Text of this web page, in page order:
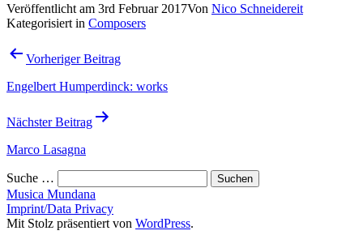
Veröffentlicht am 3rd Februar 2017Von Nico Schneidereit
Kategorisiert in Composers
Beitrags-
Vorheriger Beitrag
Engelbert Humperdinck: works
Nächster Beitrag
Marco Lasagna
Suche …
Musica Mundana
Imprint/Data Privacy
Mit Stolz präsentiert von WordPress.